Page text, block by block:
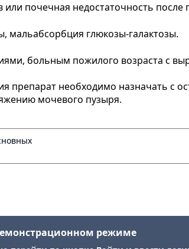
почечная недостаточность после
мальабсорбция глюкозы-галактозы.
больным пожилого возраста с
необходимо назначать с
мочевого пузыря.
режиме